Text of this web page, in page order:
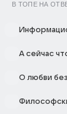
В ТОПЕ НА
А сейчас
О любви